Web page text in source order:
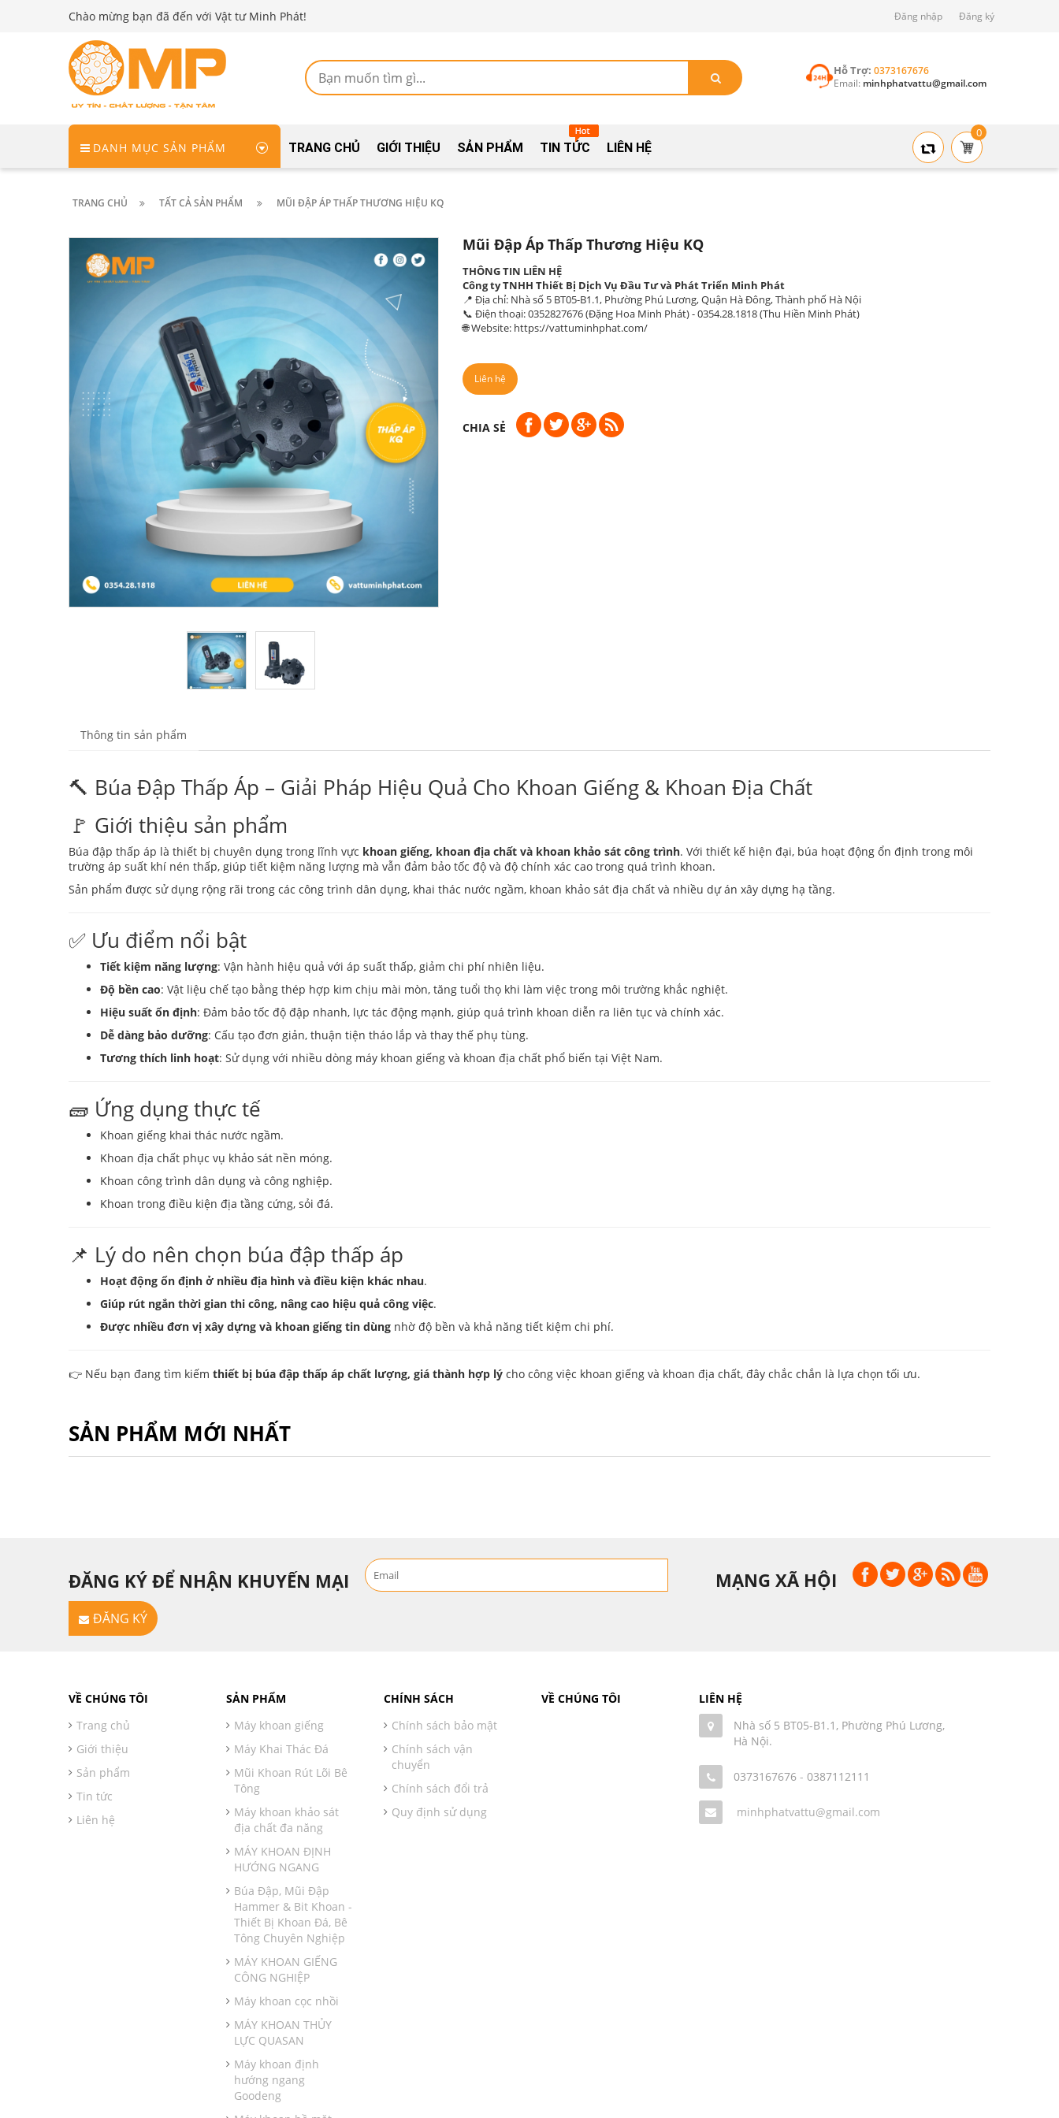
Chào mừng bạn đã đến với Vật tư Minh Phát! Đăng nhập Đăng ký
Hỗ Trợ:0373167676
Email: minhphatvattu@gmail.com
DANH MỤC SẢN PHẨM TRANG CHỦ GIỚI THIỆU SẢN PHẨM TIN TỨC LIÊN HỆ
0
TRANG CHỦ TẤT CẢ SẢN PHẨM MŨI ĐẬP ÁP THẤP THƯƠNG HIỆU KQ
Mũi Đập Áp Thấp Thương Hiệu KQ
THÔNG TIN LIÊN HỆ
Công ty TNHH Thiết Bị Dịch Vụ Đầu Tư và Phát Triển Minh Phát
📍 Địa chỉ: Nhà số 5 BT05-B1.1, Phường Phú Lương, Quận Hà Đông, Thành phố Hà Nội
📞 Điện thoại:0352827676 (Đặng Hoa Minh Phát)-0354.28.1818 (Thu Hiền Minh Phát)
🌐 Website: https://vattuminhphat.com/
Liên hệ
CHIA SẺ
Thông tin sản phẩm
🔨 Búa Đập Thấp Áp – Giải Pháp Hiệu Quả Cho Khoan Giếng & Khoan Địa Chất
🚩 Giới thiệu sản phẩm
Búa đập thấp áp là thiết bị chuyên dụng trong lĩnh vực khoan giếng, khoan địa chất và khoan khảo sát công trình. Với thiết kế hiện đại, búa hoạt động ổn định trong môi
trường áp suất khí nén thấp, giúp tiết kiệm năng lượng mà vẫn đảm bảo tốc độ và độ chính xác cao trong quá trình khoan.
Sản phẩm được sử dụng rộng rãi trong các công trình dân dụng, khai thác nước ngầm, khoan khảo sát địa chất và nhiều dự án xây dựng hạ tầng.
✅ Ưu điểm nổi bật
Tiết kiệm năng lượng: Vận hành hiệu quả với áp suất thấp, giảm chi phí nhiên liệu.
Độ bền cao: Vật liệu chế tạo bằng thép hợp kim chịu mài mòn, tăng tuổi thọ khi làm việc trong môi trường khắc nghiệt.
Hiệu suất ổn định: Đảm bảo tốc độ đập nhanh, lực tác động mạnh, giúp quá trình khoan diễn ra liên tục và chính xác.
Dễ dàng bảo dưỡng: Cấu tạo đơn giản, thuận tiện tháo lắp và thay thế phụ tùng.
Tương thích linh hoạt: Sử dụng với nhiều dòng máy khoan giếng và khoan địa chất phổ biến tại Việt Nam.
🧱 Ứng dụng thực tế
Khoan giếng khai thác nước ngầm.
Khoan địa chất phục vụ khảo sát nền móng.
Khoan công trình dân dụng và công nghiệp.
Khoan trong điều kiện địa tầng cứng, sỏi đá.
📌 Lý do nên chọn búa đập thấp áp
Hoạt động ổn định ở nhiều địa hình và điều kiện khác nhau.
Giúp rút ngắn thời gian thi công, nâng cao hiệu quả công việc.
Được nhiều đơn vị xây dựng và khoan giếng tin dùng nhờ độ bền và khả năng tiết kiệm chi phí.
👉 Nếu bạn đang tìm kiếm thiết bị búa đập thấp áp chất lượng, giá thành hợp lý cho công việc khoan giếng và khoan địa chất, đây chắc chắn là lựa chọn tối ưu.
SẢN PHẨM MỚI NHẤT
ĐĂNG KÝ ĐỂ NHẬN KHUYẾN MẠI
ĐĂNG KÝ
MẠNG XÃ HỘI
VỀ CHÚNG TÔI
Trang chủ
Giới thiệu
Sản phẩm
Tin tức
Liên hệ
SẢN PHẨM
Máy khoan giếng
Máy Khai Thác Đá
Mũi Khoan Rút Lõi Bê
Tông
Máy khoan khảo sát
địa chất đa năng
MÁY KHOAN ĐỊNH
HƯỚNG NGANG
Búa Đập, Mũi Đập
Hammer & Bit Khoan -
Thiết Bị Khoan Đá, Bê
Tông Chuyên Nghiệp
MÁY KHOAN GIẾNG
CÔNG NGHIỆP
Máy khoan cọc nhồi
MÁY KHOAN THỦY
LỰC QUASAN
Máy khoan định
hướng ngang
Goodeng
CHÍNH SÁCH
Chính sách bảo mật
Chính sách vận
chuyển
Chính sách đổi trả
Quy định sử dụng
VỀ CHÚNG TÔI
LIÊN HỆ
Nhà số 5 BT05-B1.1, Phường Phú Lương,
Hà Nội.
0373167676 - 0387112111
minhphatvattu@gmail.com